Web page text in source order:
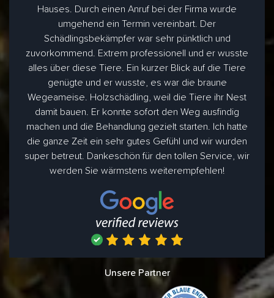
Hauses. Durch einen Anruf bei der Firma wurde
umgehend ein Termin vereinbart. Der
Schädlingsbekämpfer war sehr pünktlich und
zuvorkommend. Extrem professionell und er wusste
alles über diese Tiere. Ein kurzer Blick auf die Tiere
genügte und er wusste, es war die braune
Wegeameise. Holzschädling, weil die Tiere ihr Nest
damit bauen. Er konnte sofort den Weg ausfindig
machen und die Behandlung gezielt starten. Ich hatte
die ganze Zeit ein sehr gutes Gefühl und wir wurden
super betreut. Dankeschön für den tollen Service, wir
werden Sie wärmstens weiterempfehlen!
Unsere Partner